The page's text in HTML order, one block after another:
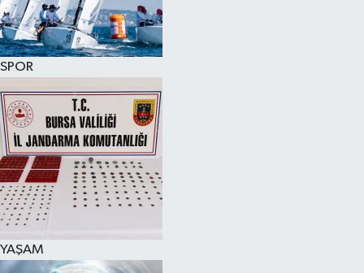
SPOR
YAŞAM